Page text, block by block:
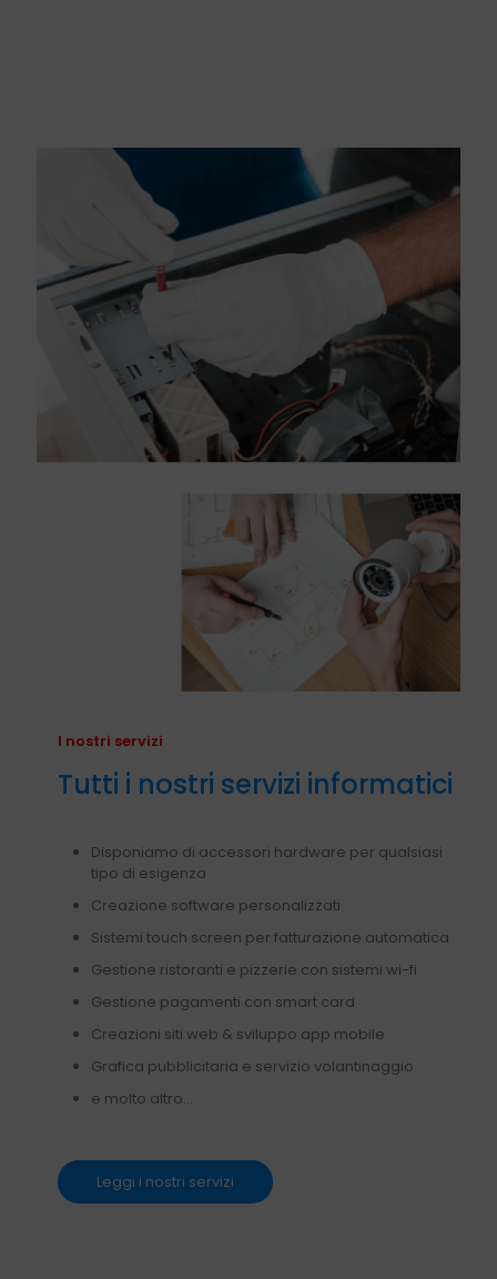
I nostri servizi
Tutti i nostri servizi informatici
Disponiamo di accessori hardware per qualsiasi
tipo di esigenza
Creazione software personalizzati
Sistemi touch screen per fatturazione automatica
Gestione ristoranti e pizzerie con sistemi wi-fi
Gestione pagamenti con smart card
Creazioni siti web & sviluppo app mobile
Grafica pubblicitaria e servizio volantinaggio
e molto altro...
Leggi i nostri servizi